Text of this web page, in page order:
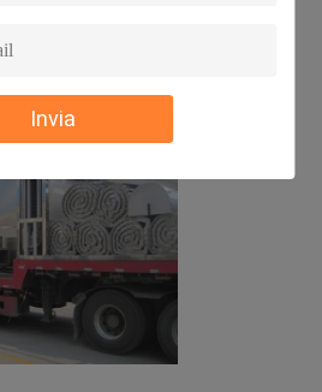
Invia
macchina dell'essiccatore della
cipolla/aglio/zenzero/della
della carta: